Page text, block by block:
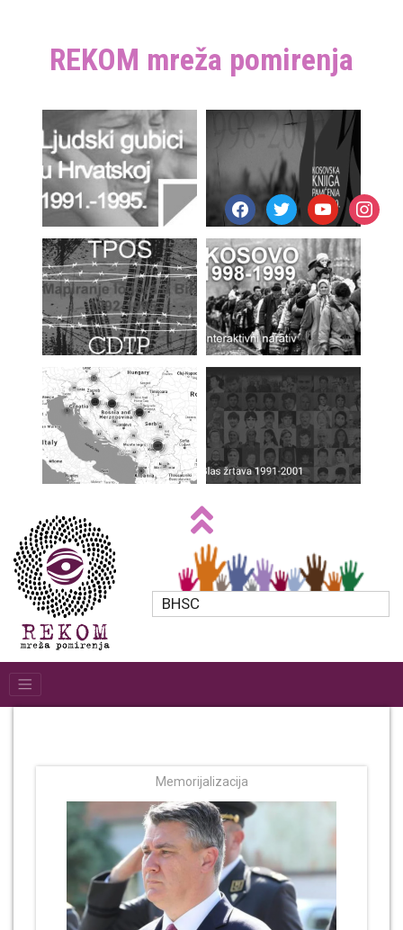
REKOM mreža pomirenja
BHSC
Memorijalizacija
facebooktwitteryoutube